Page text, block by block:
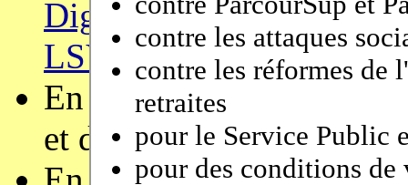
Digicosme UPSCaLe
LSV
, leSamovar, l'U2IS
En 2022, j'étais membre
et de SMT, et présidente